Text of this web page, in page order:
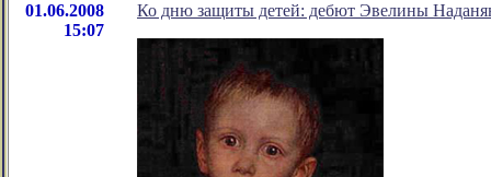
01.06.2008
15:07
Ко дню защиты детей: дебют Эвелины